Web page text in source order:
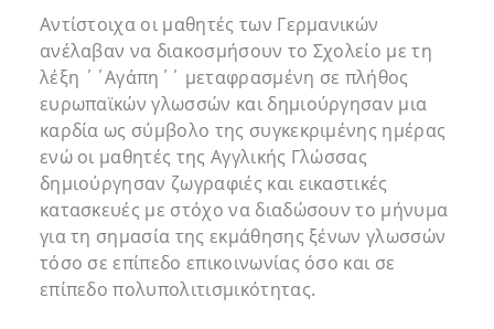
Αντίστοιχα οι μαθητές των Γερμανικών
ανέλαβαν να διακοσμήσουν το Σχολείο με τη
λέξη ΄΄Αγάπη΄΄ μεταφρασμένη σε πλήθος
ευρωπαϊκών γλωσσών και δημιούργησαν μια
καρδία ως σύμβολο της συγκεκριμένης ημέρας
ενώ οι μαθητές της Αγγλικής Γλώσσας
δημιούργησαν ζωγραφιές και εικαστικές
κατασκευές με στόχο να διαδώσουν το μήνυμα
για τη σημασία της εκμάθησης ξένων γλωσσών
τόσο σε επίπεδο επικοινωνίας όσο και σε
επίπεδο πολυπολιτισμικότητας.